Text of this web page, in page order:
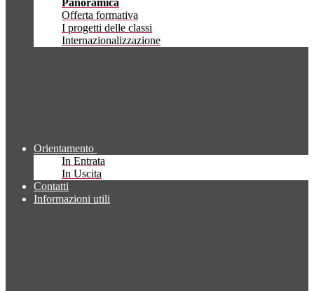
Panoramica
Offerta formativa
I progetti delle classi
Internazionalizzazione
Orientamento
In Entrata
In Uscita
Contatti
Informazioni utili